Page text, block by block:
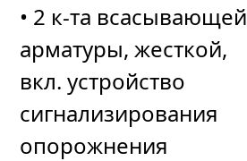
• 2 к-та всасывающей
арматуры, жесткой,
вкл. устройство
сигнализирования
опорожнения